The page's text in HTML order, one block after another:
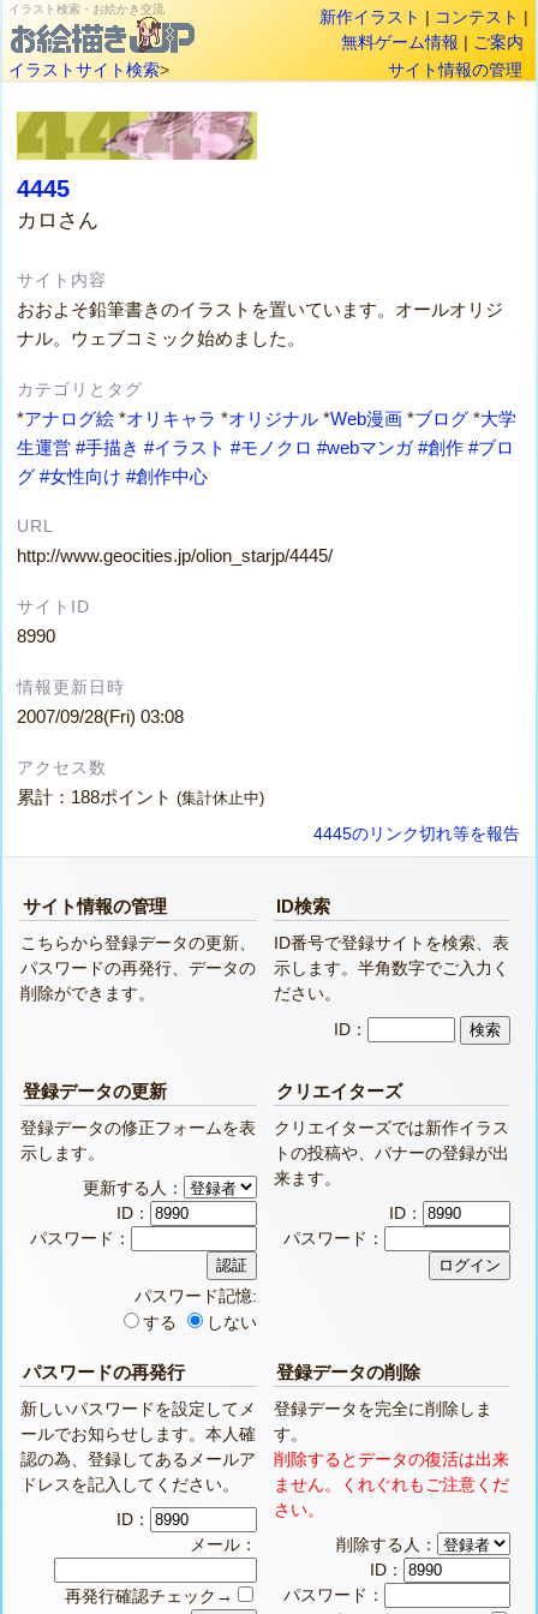
イラスト検索・お絵かき交流 新作イラスト | コンテスト |
無料ゲーム情報 | ご案内
イラストサイト検索> サイト情報の管理
4445
カロさん
サイト内容
おおよそ鉛筆書きのイラストを置いています。オールオリジ
ナル。ウェブコミック始めました。
カテゴリとタグ
*アナログ絵 *オリキャラ *オリジナル *Web漫画 *ブログ *大学
生運営 #手描き #イラスト #モノクロ #webマンガ #創作 #ブロ
グ #女性向け #創作中心
URL
http://www.geocities.jp/olion_starjp/4445/
サイトID
8990
情報更新日時
2007/09/28(Fri) 03:08
アクセス数
累計：188ポイント(集計休止中)
4445のリンク切れ等を報告
サイト情報の管理
こちらから登録データの更新、
パスワードの再発行、データの
削除ができます。
ID検索
ID番号で登録サイトを検索、表
示します。半角数字でご入力く
ださい。
ID：
登録データの更新
登録データの修正フォームを表
示します。
更新する人：
ID：
パスワード：
パスワード記憶:
する
しない
クリエイターズ
クリエイターズでは新作イラス
トの投稿や、バナーの登録が出
来ます。
ID：
パスワード：
パスワードの再発行
新しいパスワードを設定してメ
ールでお知らせします。本人確
認の為、登録してあるメールア
ドレスを記入してください。
ID：
メール：
再発行確認チェック→
登録データの削除
登録データを完全に削除しま
す。
削除するとデータの復活は出来
ません。くれぐれもご注意くだ
さい。
削除する人：
ID：
パスワード：